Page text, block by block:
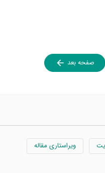
صفحه بعد
ویراستاری مقاله